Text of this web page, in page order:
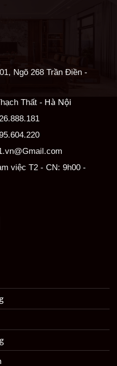
Ngõ 268 Trần Điền -
Thất - Hà Nội
việc T2 - CN: 9h00 -